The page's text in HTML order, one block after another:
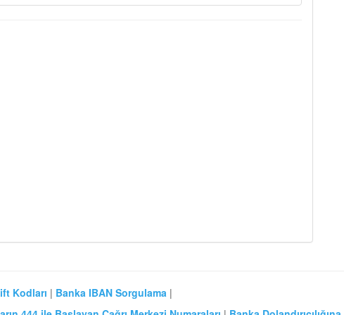
Kodları | Banka IBAN Sorgulama |